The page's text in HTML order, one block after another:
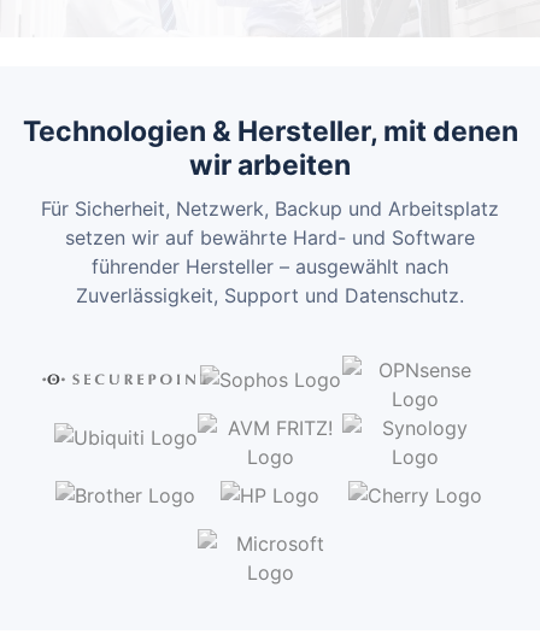
Technologien & Hersteller, mit denen
wir arbeiten
Für Sicherheit, Netzwerk, Backup und Arbeitsplatz
setzen wir auf bewährte Hard- und Software
führender Hersteller – ausgewählt nach
Zuverlässigkeit, Support und Datenschutz.